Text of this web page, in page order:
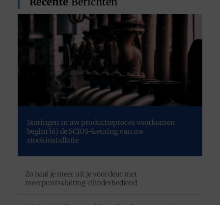
Storingen in uw productieproces voorkomen
begint bij de SCIOS-keuring van uw
stookinstallatie
Zo haal je meer uit je voordeur met
meerpuntssluiting cilinderbediend